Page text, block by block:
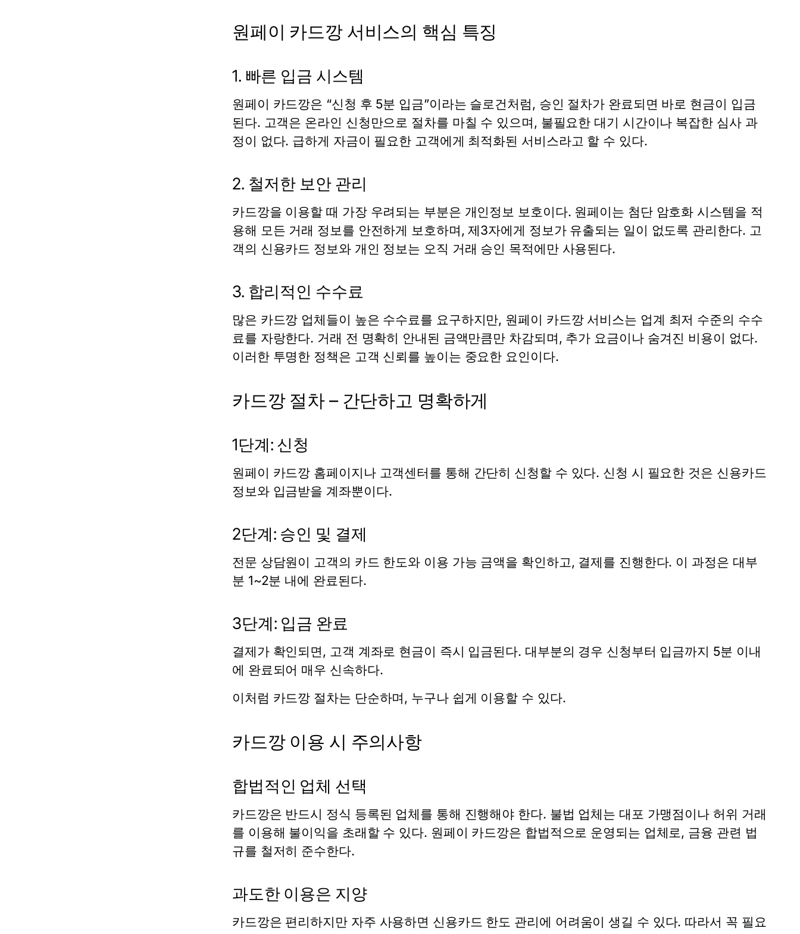
원페이 카드깡 서비스의 핵심 특징
1. 빠른 입금 시스템
원페이 카드깡은 “신청 후 5분 입금”이라는 슬로건처럼, 승인 절차가 완료되면 바로 현금이 입금
된다. 고객은 온라인 신청만으로 절차를 마칠 수 있으며, 불필요한 대기 시간이나 복잡한 심사 과
정이 없다. 급하게 자금이 필요한 고객에게 최적화된 서비스라고 할 수 있다.
2. 철저한 보안 관리
카드깡을 이용할 때 가장 우려되는 부분은 개인정보 보호이다. 원페이는 첨단 암호화 시스템을 적
용해 모든 거래 정보를 안전하게 보호하며, 제3자에게 정보가 유출되는 일이 없도록 관리한다. 고
객의 신용카드 정보와 개인 정보는 오직 거래 승인 목적에만 사용된다.
3. 합리적인 수수료
많은 카드깡 업체들이 높은 수수료를 요구하지만, 원페이 카드깡 서비스는 업계 최저 수준의 수수
료를 자랑한다. 거래 전 명확히 안내된 금액만큼만 차감되며, 추가 요금이나 숨겨진 비용이 없다.
이러한 투명한 정책은 고객 신뢰를 높이는 중요한 요인이다.
카드깡 절차 – 간단하고 명확하게
1단계: 신청
원페이 카드깡 홈페이지나 고객센터를 통해 간단히 신청할 수 있다. 신청 시 필요한 것은 신용카드
정보와 입금받을 계좌뿐이다.
2단계: 승인 및 결제
전문 상담원이 고객의 카드 한도와 이용 가능 금액을 확인하고, 결제를 진행한다. 이 과정은 대부
분 1~2분 내에 완료된다.
3단계: 입금 완료
결제가 확인되면, 고객 계좌로 현금이 즉시 입금된다. 대부분의 경우 신청부터 입금까지 5분 이내
에 완료되어 매우 신속하다.
이처럼 카드깡 절차는 단순하며, 누구나 쉽게 이용할 수 있다.
카드깡 이용 시 주의사항
합법적인 업체 선택
카드깡은 반드시 정식 등록된 업체를 통해 진행해야 한다. 불법 업체는 대포 가맹점이나 허위 거래
를 이용해 불이익을 초래할 수 있다. 원페이 카드깡은 합법적으로 운영되는 업체로, 금융 관련 법
규를 철저히 준수한다.
과도한 이용은 지양
카드깡은 편리하지만 자주 사용하면 신용카드 한도 관리에 어려움이 생길 수 있다. 따라서 꼭 필요